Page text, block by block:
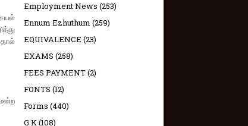
Employment News (253)
Ennum Ezhuthum (259)
EQUIVALENCE (23)
EXAMS (258)
FEES PAYMENT(2)
FONTS (12)
Forms (440)
G K(108)